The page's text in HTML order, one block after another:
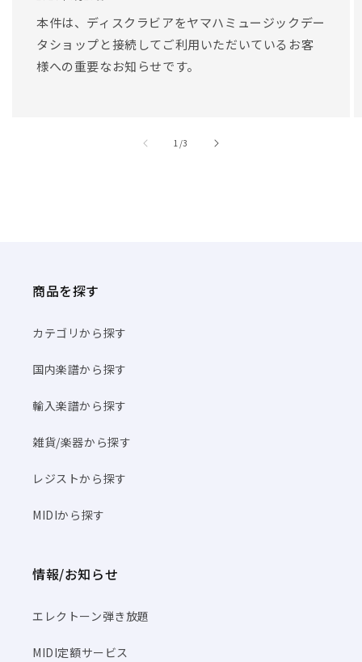
商品を探す
カテゴリから探す
国内楽譜から探す
輸入楽譜から探す
雑貨/楽器から探す
レジストから探す
MIDIから探す
情報/お知らせ
エレクトーン弾き放題
MIDI定額サービス